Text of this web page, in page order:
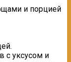
и порцией
с уксусом и